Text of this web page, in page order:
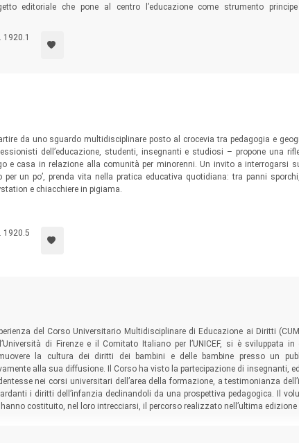
editoriale che pone al centro l’educazione come strumento
offrendo un’occasione di approfondimento tematico utile a
dei diritti dell’infanzia, in particolare in chiave educativa:
e studenti, genitori.
1920.1
da uno sguardo multidisciplinare posto al crocevia tra pedagogia e
dell’educazione, studenti, insegnanti e studiosi – propone una
e casa in relazione alla comunità per minorenni. Un invito a interrogarsi
per un po’, prenda vita nella pratica educativa quotidiana: tra panni
e chiacchiere in pigiama.
1920.5
del Corso Universitario Multidisciplinare di Educazione ai Diritti
di Firenze e il Comitato Italiano per l’UNICEF, si è sviluppata
la cultura dei diritti dei bambini e delle bambine presso un
alla sua diffusione. Il Corso ha visto la partecipazione di insegnanti,
nei corsi universitari dell’area della formazione, a testimonianza
i diritti dell’infanzia declinandoli da una prospettiva pedagogica. Il
hanno costituito, nel loro intrecciarsi, il percorso realizzato nell’ultima edizione